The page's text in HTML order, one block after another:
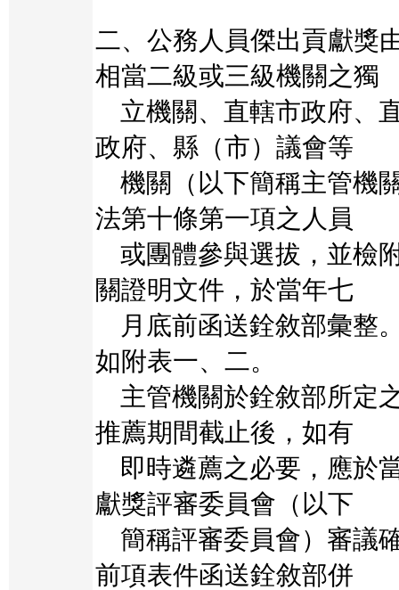
二、公務人員傑出貢獻獎
相當二級或三級機關之獨
立機關、直轄市政府、
政府、縣（市）議會等
機關（以下簡稱主管機
法第十條第一項之人員
或團體參與選拔，並檢
關證明文件，於當年七
月底前函送銓敘部彙整
如附表一、二。
主管機關於銓敘部所定
推薦期間截止後，如有
即時遴薦之必要，應於
獻獎評審委員會（以下
簡稱評審委員會）審議
前項表件函送銓敘部併